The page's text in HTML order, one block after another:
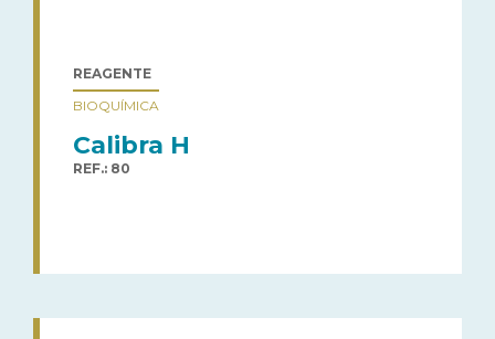
REAGENTE
BIOQUÍMICA
Calibra H
REF.: 80